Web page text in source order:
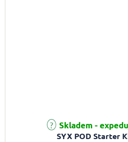
SYX POD Starter
Průměrné hodnocení produktu je
Skladem -